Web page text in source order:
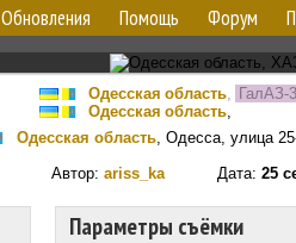
Обновления Помощь Форум
Одесская область, ГалАЗ-
Одесская область,
Одесская область, Одесса, улица
Автор: ariss_kaДата: 25
Параметры съёмки